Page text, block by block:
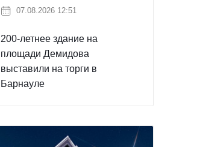
07.08.2026 12:51
200-летнее здание на
площади Демидова
выставили на торги в
Барнауле